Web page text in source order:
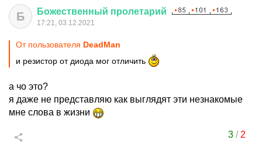
Б Божественный пролетарий
17:21, 03.12.2021
От пользователя DeadMan
и резистор от диода мог отличить
а чо это?
я даже не представляю как выглядят эти незнакомые
мне слова в жизни
3/ 2